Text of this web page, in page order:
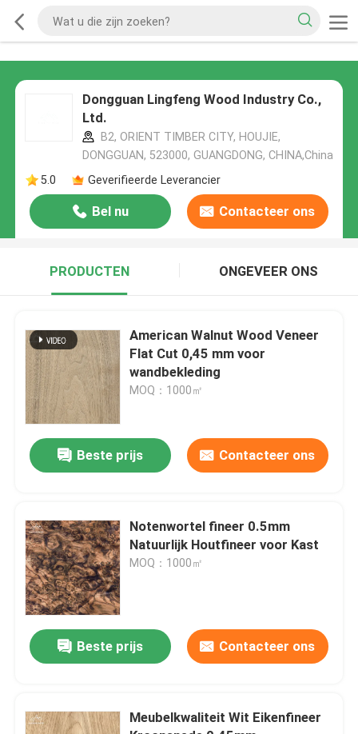
Dongguan Lingfeng Wood Industry Co.,
Ltd.
B2, ORIENT TIMBER CITY, HOUJIE,
DONGGUAN, 523000, GUANGDONG, CHINA,China
5.0
Geverifieerde Leverancier
Bel nu Contacteer ons
PRODUCTEN ONGEVEER ONS
American Walnut Wood Veneer
Flat Cut 0,45 mm voor
wandbekleding
MOQ：1000㎡
Beste prijs Contacteer ons
Notenwortel fineer 0.5mm
Natuurlijk Houtfineer voor Kast
MOQ：1000㎡
Beste prijs Contacteer ons
Meubelkwaliteit Wit Eikenfineer